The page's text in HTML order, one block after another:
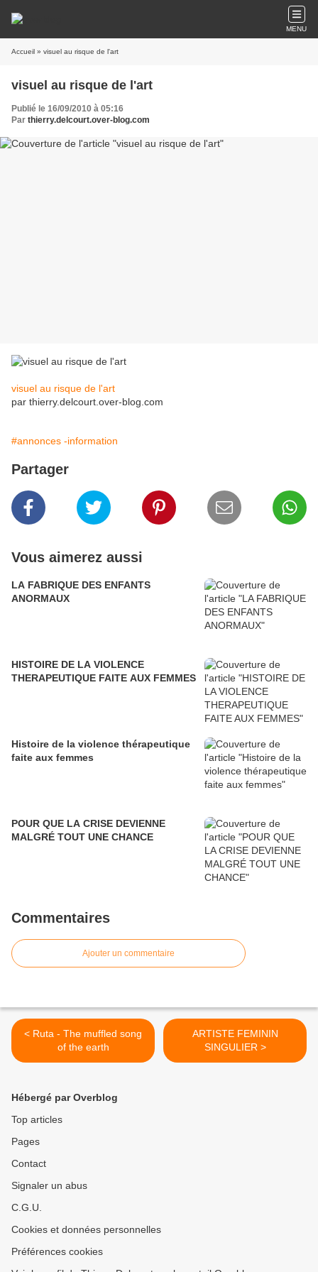
MENU
Accueil » visuel au risque de l'art
visuel au risque de l'art
Publié le 16/09/2010 à 05:16
Par thierry.delcourt.over-blog.com
visuel au risque de l'art
par thierry.delcourt.over-blog.com
#annonces -information
Partager
Vous aimerez aussi
LA FABRIQUE DES ENFANTS
ANORMAUX
HISTOIRE DE LA VIOLENCE
THERAPEUTIQUE FAITE AUX FEMMES
Histoire de la violence thérapeutique
faite aux femmes
POUR QUE LA CRISE DEVIENNE
MALGRÉ TOUT UNE CHANCE
Commentaires
Ajouter un commentaire
< Ruta - The muffled song
of the earth
ARTISTE FEMININ
SINGULIER >
Hébergé par Overblog
Top articles
Pages
Contact
Signaler un abus
C.G.U.
Cookies et données personnelles
Préférences cookies